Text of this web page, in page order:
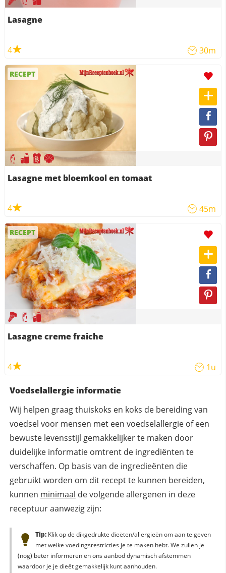
Lasagne
4 30m
RECEPT
Lasagne met bloemkool en tomaat
4 45m
RECEPT
Lasagne creme fraiche
4 1u
Voedselallergie informatie
Wij helpen graag thuiskoks en koks de bereiding van
voedsel voor mensen met een voedselallergie of een
bewuste levensstijl gemakkelijker te maken door
duidelijke informatie omtrent de ingrediënten te
verschaffen. Op basis van de ingredieënten die
gebruikt worden om dit recept te kunnen bereiden,
kunnen minimaal de volgende allergenen in deze
receptuur aanwezig zijn:
Tip:Klik op de dikgedrukte dieëten/allergieën om aan te geven
met welke voedingsrestricties je te maken hebt. We zullen je
(nog) beter informeren en ons aanbod dynamisch afstemmen
waardoor je je dieët gemakkelijk kunt aanhouden.